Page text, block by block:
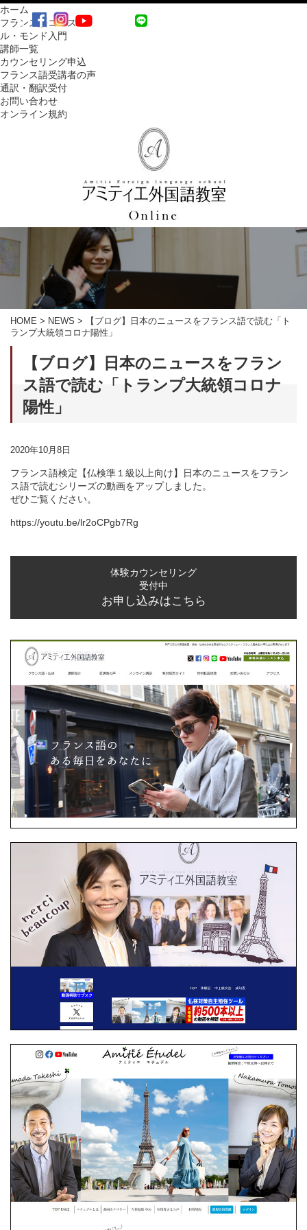
ホーム
フランス語コース
ル・モンド入門
講師一覧
カウンセリング申込
フランス語受講者の声
通訳・翻訳受付
お問い合わせ
オンライン規約
HOME > NEWS >
【ブログ】日本のニュースをフランス語で読む「ト
ランプ大統領コロナ陽性」
【ブログ】日本のニュースをフラン
ス語で読む「トランプ大統領コロナ
陽性」
2020年10月8日
フランス語検定【仏検準１級以上向け】日本のニュースをフラン
ス語で読むシリーズの動画をアップしました。
ぜひご覧ください。
https://youtu.be/lr2oCPgb7Rg
体験カウンセリング
受付中
お申し込みはこちら